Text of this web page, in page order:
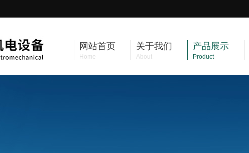
网站首页
Home
关于我们
About
产品展示
Product